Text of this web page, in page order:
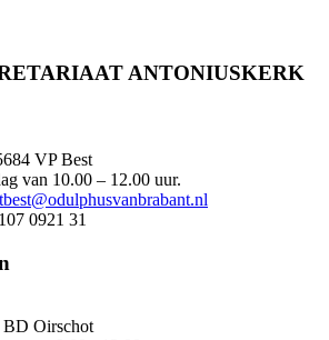
ANTONIUSKERK
VP Best
van 10.00 – 12.00 uur.
0921 31
BD Oirschot